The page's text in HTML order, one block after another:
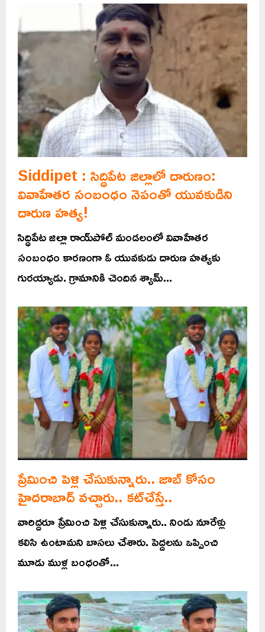
Siddipet : సిద్ధిపేట జిల్లాలో దారుణం:
వివాహేతర సంబంధం నెపంతో యువకుడిని
దారుణ హత్య!
సిద్ధిపేట జిల్లా రాయ్‌పోల్‌ మండలంలో వివాహేతర
సంబంధం కారణంగా ఓ యువకుడు దారుణ హత్యకు
గురయ్యాడు. గ్రామానికి చెందిన శ్యామ్...
ప్రేమించి పెళ్లి చేసుకున్నారు.. జాబ్‌ కోసం
హైదరాబాద్‌ వచ్చారు.. కట్‌చేస్తే..
వారిద్దరూ ప్రేమించి పెళ్లి చేసుకున్నారు.. నిండు నూరేళ్లు
కలిసి ఉంటామని బాసలు చేశారు. పెద్దలను ఒప్పించి
మూడు ముళ్ల బంధంతో...